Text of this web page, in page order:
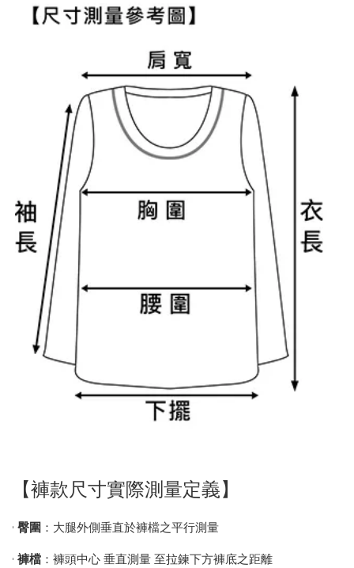
【褲款尺寸實際測量定義】
• 臀圍 ：大腿外側垂直於褲檔之平行測量
• 褲檔 ：褲頭中心 垂直測量 至拉鍊下方褲底之距離